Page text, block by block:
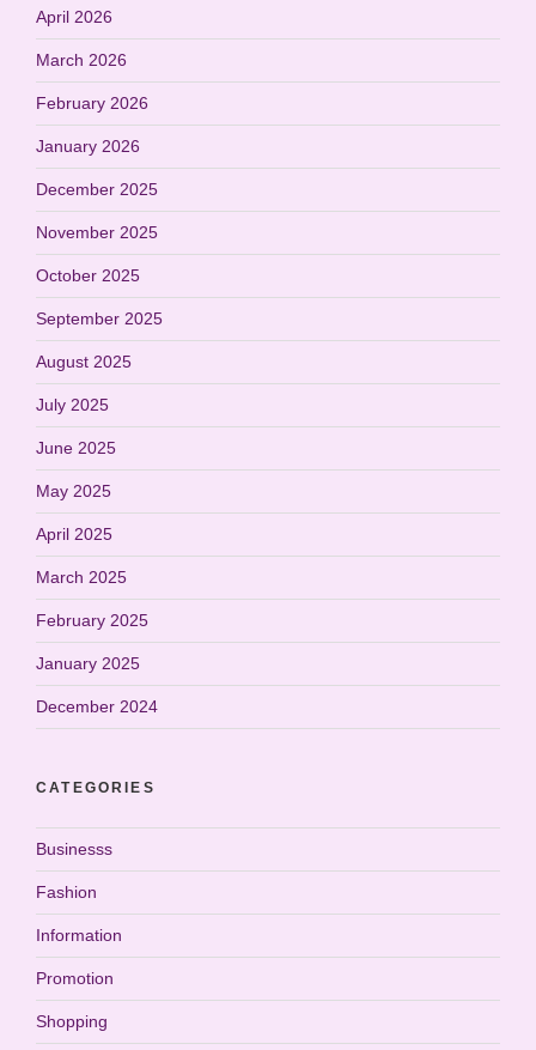
April 2026
March 2026
February 2026
January 2026
December 2025
November 2025
October 2025
September 2025
August 2025
July 2025
June 2025
May 2025
April 2025
March 2025
February 2025
January 2025
December 2024
CATEGORIES
Businesss
Fashion
Information
Promotion
Shopping